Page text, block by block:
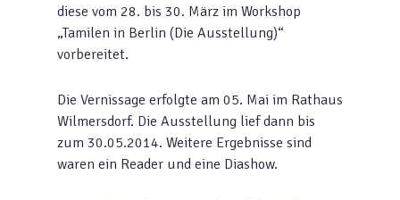
diese vom 28. bis 30. März im Workshop
„Tamilen in Berlin (Die Ausstellung)“
vorbereitet.
Die Vernissage erfolgte am 05. Mai im Rathaus
Wilmersdorf. Die Ausstellung lief dann bis
zum 30.05.2014. Weitere Ergebnisse sind
waren ein Reader und eine Diashow.